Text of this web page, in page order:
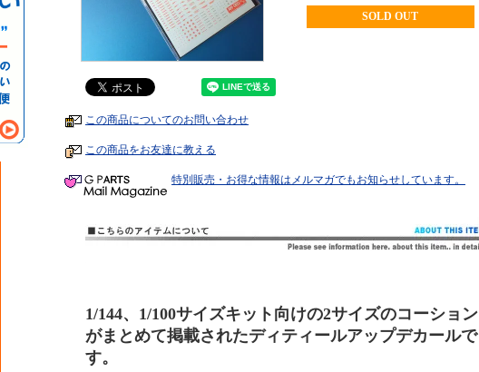
SOLD OUT
この商品についてのお問い合わせ
この商品をお友達に教える
特別販売・お得な情報はメルマガでもお知らせしています。
1/144、1/100サイズキット向けの2サイズのコーション
がまとめて掲載されたディティールアップデカールで
す。